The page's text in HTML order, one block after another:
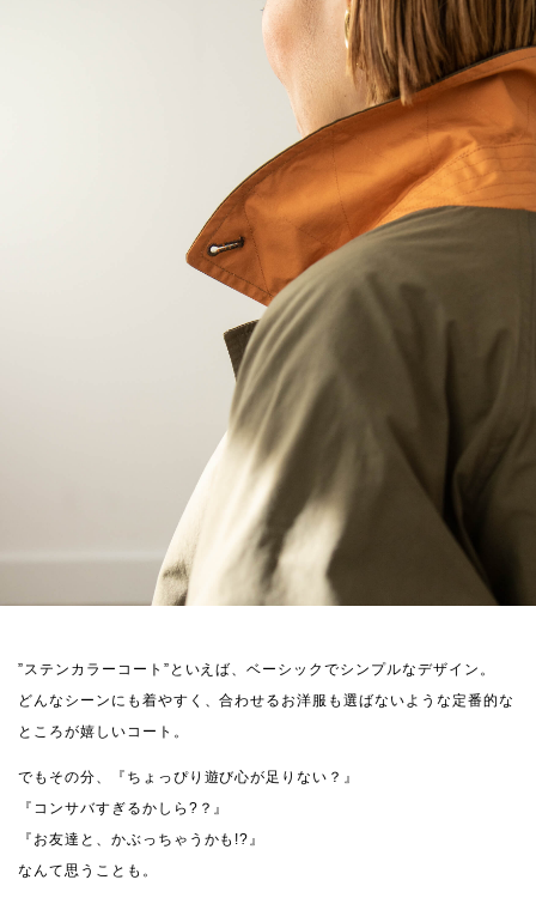
”ステンカラーコート”といえば、ベーシックでシンプルなデザイン。
どんなシーンにも着やすく、合わせるお洋服も選ばないような定番的な
ところが嬉しいコート。
でもその分、『ちょっぴり遊び心が足りない？』
『コンサバすぎるかしら?？』
『お友達と、かぶっちゃうかも!?』
なんて思うことも。